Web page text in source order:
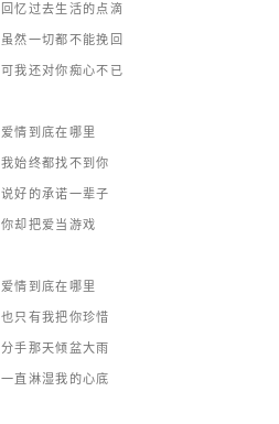
回忆过去生活的点滴
虽然一切都不能挽回
可我还对你痴心不已
爱情到底在哪里
我始终都找不到你
说好的承诺一辈子
你却把爱当游戏
爱情到底在哪里
也只有我把你珍惜
分手那天倾盆大雨
一直淋湿我的心底